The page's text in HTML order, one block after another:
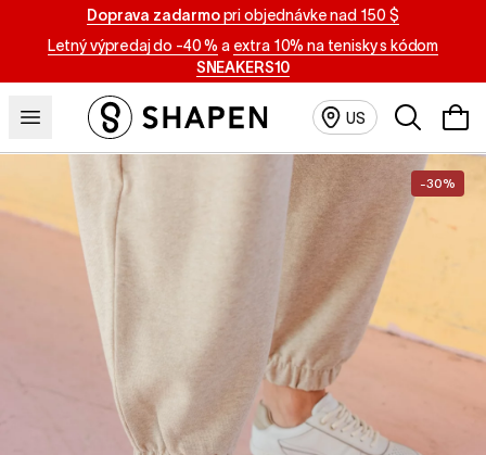
Doprava zadarmopri objednávke nad 150 $
Letný výpredaj do -40 % a extra 10% na tenisky s kódom
SNEAKERS10
US
-30%